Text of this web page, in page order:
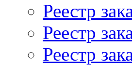
Реестр
Реестр
Реестр